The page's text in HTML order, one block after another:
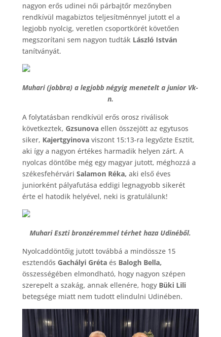
nagyon erős udinei női párbajtőr mezőnyben
rendkívül magabiztos teljesítménnyel jutott el a
legjobb nyolcig, veretlen csoportkörét követően
megszorítani sem nagyon tudták László István
tanítványát.
Muhari (jobbra) a legjobb négyig menetelt a junior Vk-
n.
A folytatásban rendkívül erős orosz riválisok
következtek, Gzsunova ellen összejött az egytusos
siker, Kajertgyinovaviszont 15:13-ra legyőzte Esztit,
aki így a nagyon értékes harmadik helyen zárt. A
nyolcas döntőbe még egy magyar jutott, méghozzá a
székesfehérvári Salamon Réka, aki első éves
juniorként pályafutása eddigi legnagyobb sikerét
érte el hatodik helyével, neki is gratulálunk!
Muhari Eszti bronzéremmel térhet haza Udinéből.
Nyolcaddöntőig jutott továbbá a mindössze 15
esztendős Gachályi Grétaés Balogh Bella,
összességében elmondható, hogy nagyon szépen
szerepelt a szakág, annak ellenére, hogy Büki Lili
betegsége miatt nem tudott elindulni Udinében.